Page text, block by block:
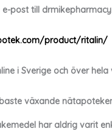
e-post till
product/ritalin/
i Sverige och över hela
växande
har aldrig varit